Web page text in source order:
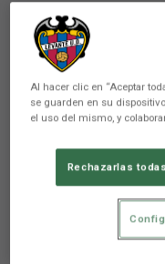
Al hacer clic en “Aceptar
se guarden en su
el uso del mismo, y
Rechazarlas todas